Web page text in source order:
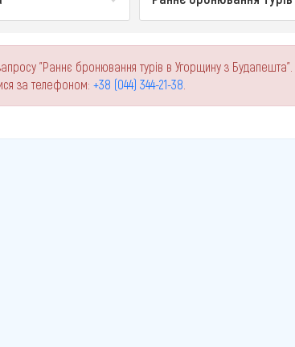
"Раннє бронювання турів в Угорщину з Будапешта".
за телефоном: +38 (044) 344-21-38